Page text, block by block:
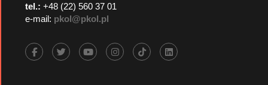
tel.: +48 (22) 560 37 01
e-mail: pkol@pkol.pl